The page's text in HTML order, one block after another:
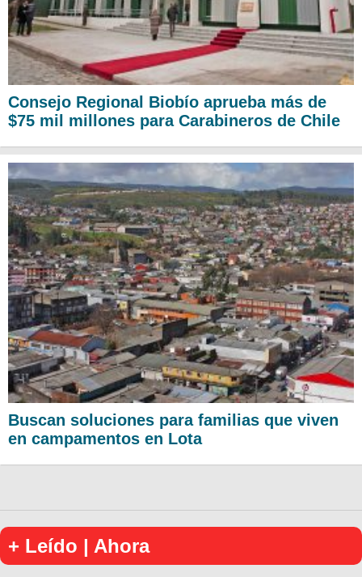
Consejo Regional Biobío aprueba más de
$75 mil millones para Carabineros de Chile
Buscan soluciones para familias que viven
en campamentos en Lota
+ Leído | Ahora